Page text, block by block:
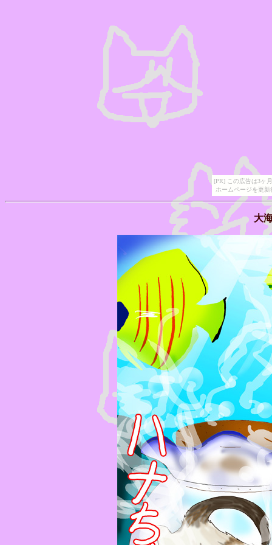
[PR] この広告は3ヶ
ホームページを更
大